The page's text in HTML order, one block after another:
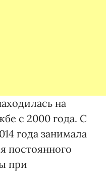
на
с 2000 года. С
года занимала
постоянного
при